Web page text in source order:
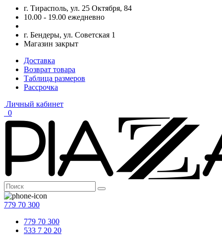
г. Тирасполь, ул. 25 Октября, 84
10.00 - 19.00 ежедневно
г. Бендеры, ул. Советская 1
Магазин закрыт
Доставка
Возврат товара
Таблица размеров
Рассрочка
Личный кабинет
0
779 70 300
779 70 300
533 7 20 20